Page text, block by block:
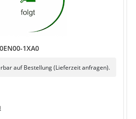
1XA0
auf Bestellung (Lieferzeit anfragen).